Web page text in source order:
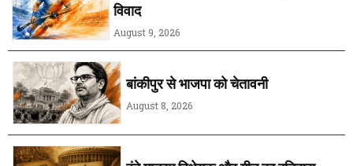
विवाद
August 9, 2026
बांकीपुर से भाजपा को चेतावनी
August 8, 2026